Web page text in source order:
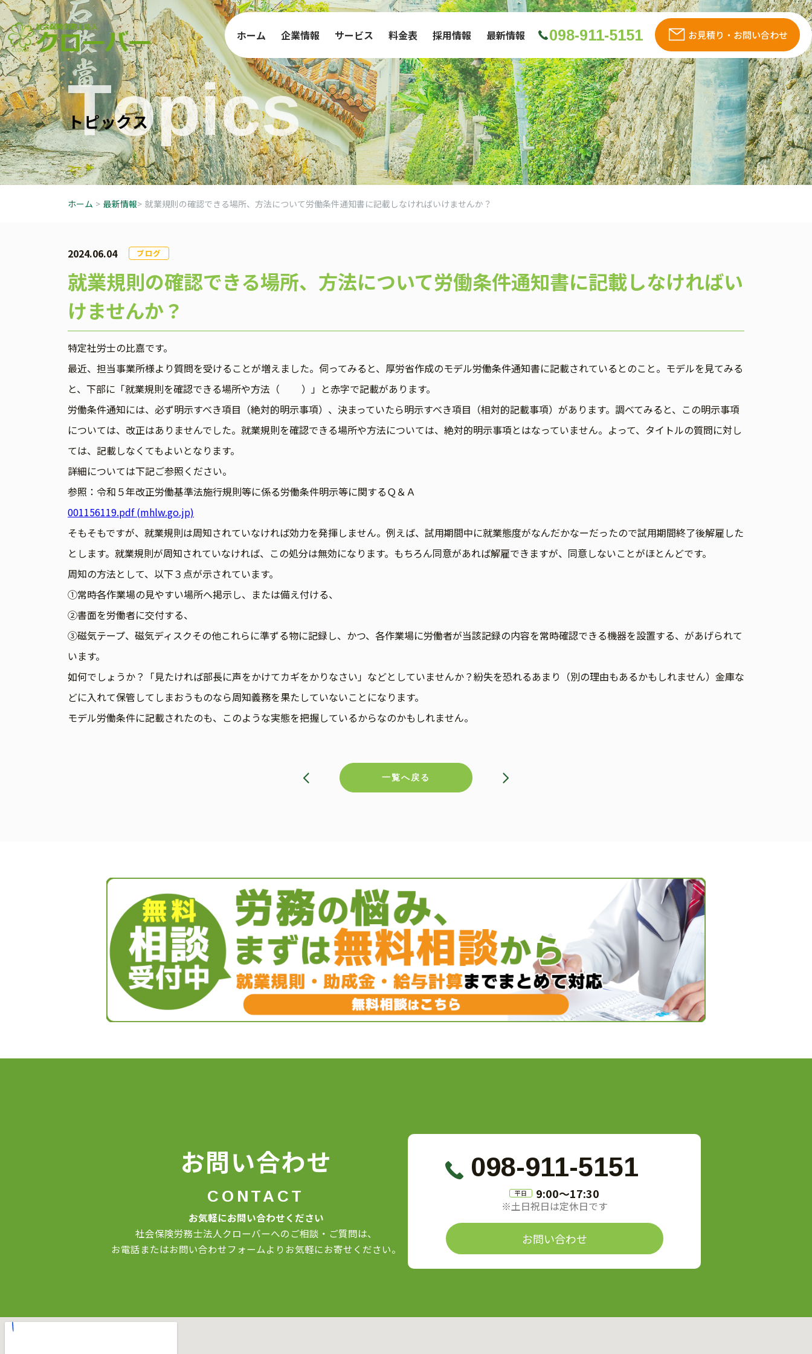
098-911-5151
ホーム 企業情報 サービス 料金表 採用情報 最新情報 お見積り・お問い合わせ
Topics
トピックス
ホーム > 最新情報> 就業規則の確認できる場所、方法について労働条件通知書に記載しなければいけませんか？
就業規則の確認できる場所、方法について労働条件通知書に記載しなければい
けませんか？
2024.06.04 ブログ
特定社労士の比嘉です。
最近、担当事業所様より質問を受けることが増えました。伺ってみると、厚労省作成のモデル労働条件通知書に記載されているとのこと。モデルを見てみる
と、下部に「就業規則を確認できる場所や方法（ ）」と赤字で記載があります。
労働条件通知には、必ず明示すべき項目（絶対的明示事項）、決まっていたら明示すべき項目（相対的記載事項）があります。調べてみると、この明示事項
については、改正はありませんでした。就業規則を確認できる場所や方法については、絶対的明示事項とはなっていません。よって、タイトルの質問に対し
ては、記載しなくてもよいとなります。
詳細については下記ご参照ください。
参照：令和５年改正労働基準法施行規則等に係る労働条件明示等に関するＱ＆Ａ
001156119.pdf (mhlw.go.jp)
そもそもですが、就業規則は周知されていなければ効力を発揮しません。例えば、試用期間中に就業態度がなんだかなーだったので試用期間終了後解雇した
とします。就業規則が周知されていなければ、この処分は無効になります。もちろん同意があれば解雇できますが、同意しないことがほとんどです。
周知の方法として、以下３点が示されています。
①常時各作業場の見やすい場所へ掲示し、または備え付ける、
②書面を労働者に交付する、
③磁気テープ、磁気ディスクその他これらに準ずる物に記録し、かつ、各作業場に労働者が当該記録の内容を常時確認できる機器を設置する、があげられて
います。
如何でしょうか？「見たければ部長に声をかけてカギをかりなさい」などとしていませんか？紛失を恐れるあまり（別の理由もあるかもしれません）金庫な
どに入れて保管してしまおうものなら周知義務を果たしていないことになります。
モデル労働条件に記載されたのも、このような実態を把握しているからなのかもしれません。
一覧へ戻る
お問い合わせ
CONTACT
お気軽にお問い合わせください
社会保険労務士法人クローバーへのご相談・ご質問は、
お電話またはお問い合わせフォームよりお気軽にお寄せください。
098-911-5151
平日 9:00〜17:30
※土日祝日は定休日です
お問い合わせ